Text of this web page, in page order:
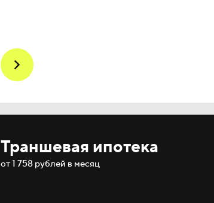
Траншевая ипотека
от 1 758 рублей в месяц